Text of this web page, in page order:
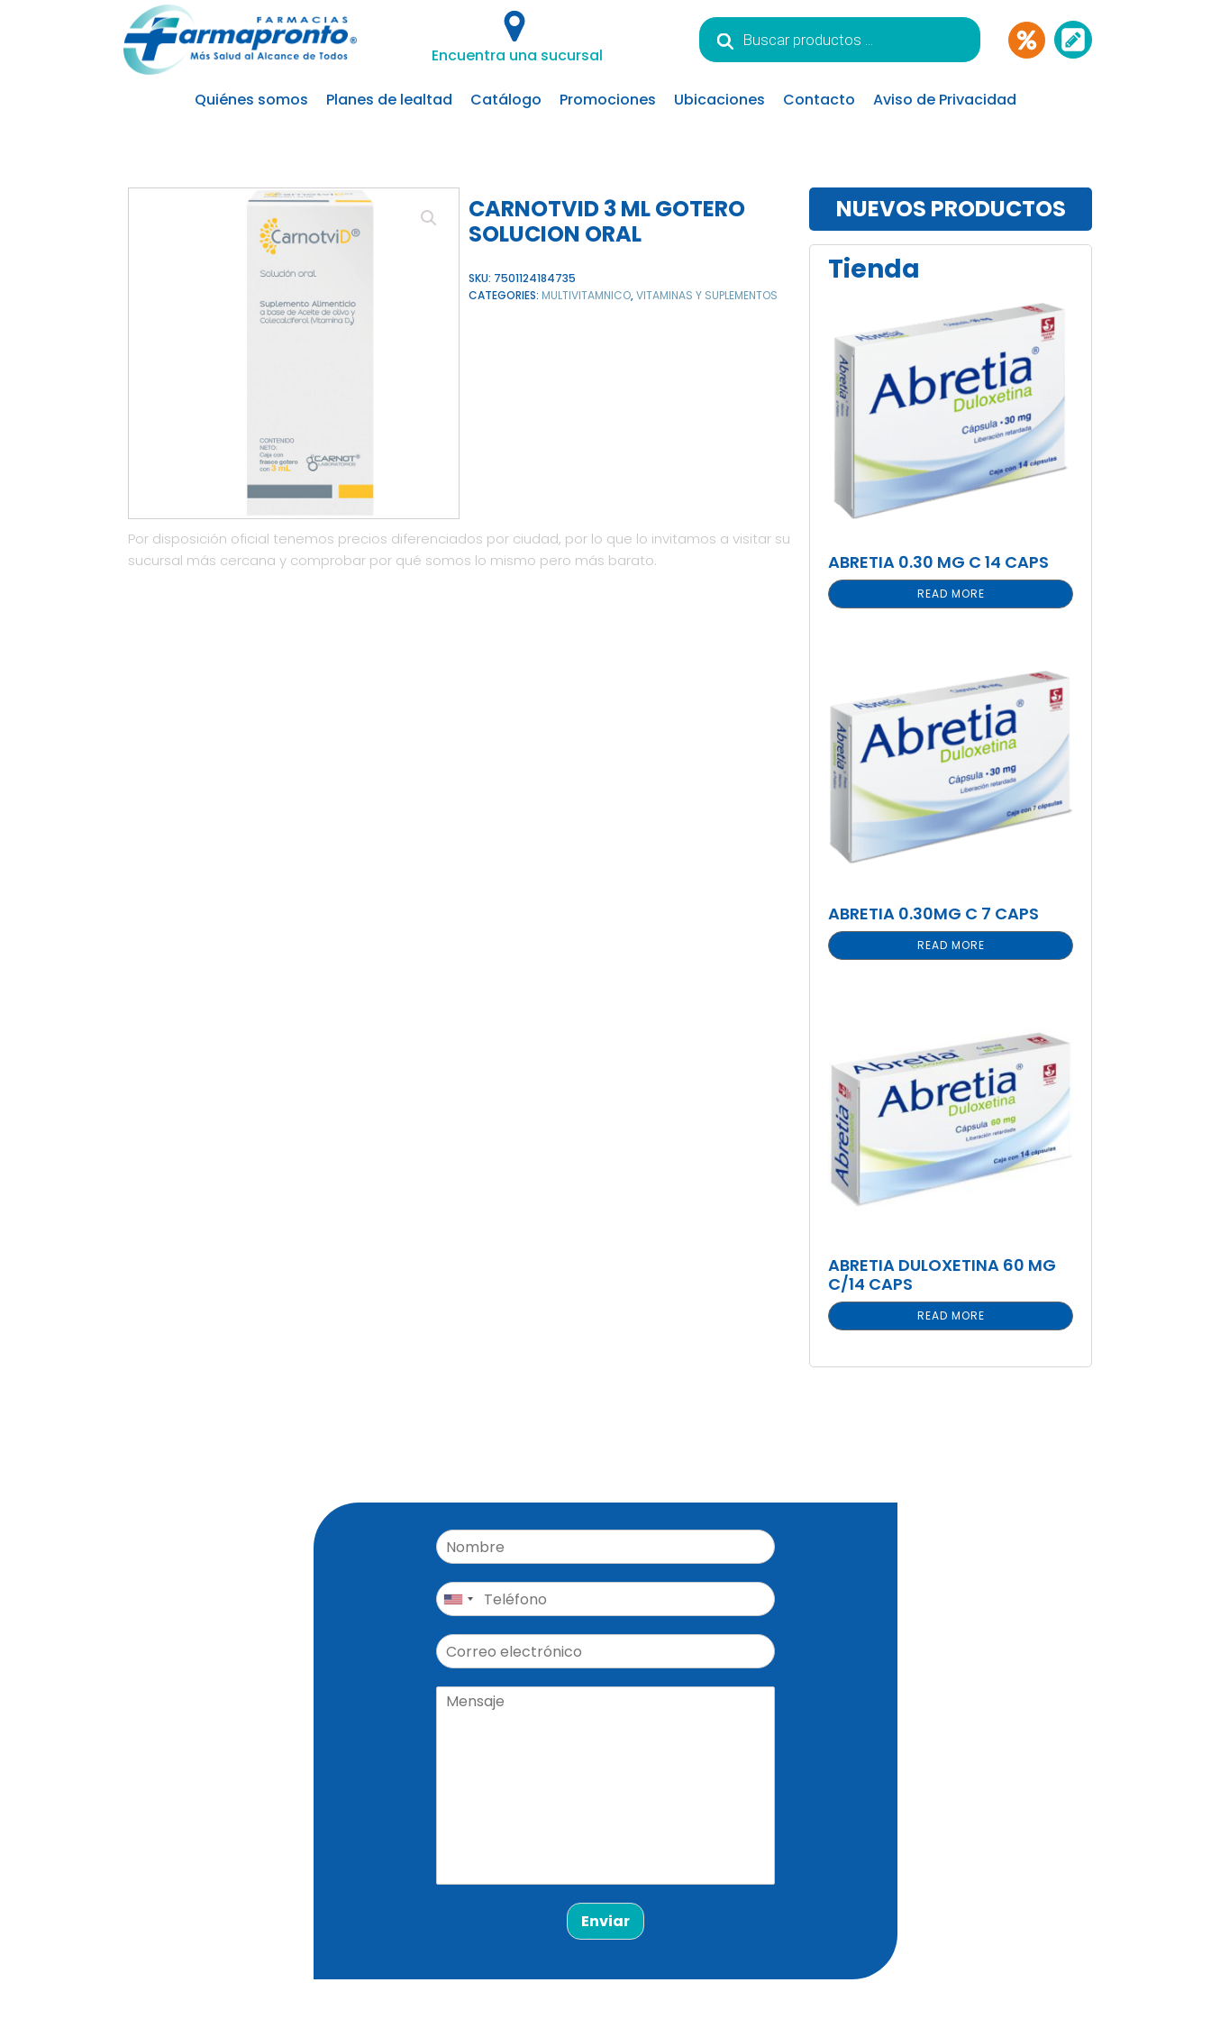
Encuentra una sucursal
Búsqueda
de
productos
Quiénes somos Planes de lealtad Catálogo Promociones Ubicaciones Contacto Aviso de Privacidad
CARNOTVID 3 ML GOTERO
SOLUCION ORAL
SKU: 7501124184735
CATEGORIES: MULTIVITAMNICO,VITAMINAS Y SUPLEMENTOS
Por disposición oficial tenemos precios diferenciados por ciudad, por lo que lo invitamos a visitar su
sucursal más cercana y comprobar por qué somos lo mismo pero más barato.
NUEVOS PRODUCTOS
Tienda
ABRETIA 0.30 MG C 14 CAPS
READ MORE
ABRETIA 0.30MG C 7 CAPS
READ MORE
ABRETIA DULOXETINA 60 MG
C/14 CAPS
READ MORE
Enviar